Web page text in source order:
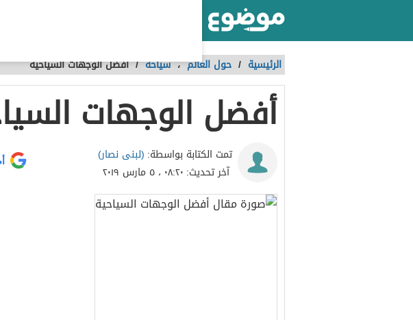
الرئيسية / حول العالم،سياحة /أفضل الوجهات السياحية
أفضل الوجهات
تمت الكتابة بواسطة: (لبنى نصار)
آخر تحديث: ٠٨:٢٠ ، ٥ مارس ٢٠١٩